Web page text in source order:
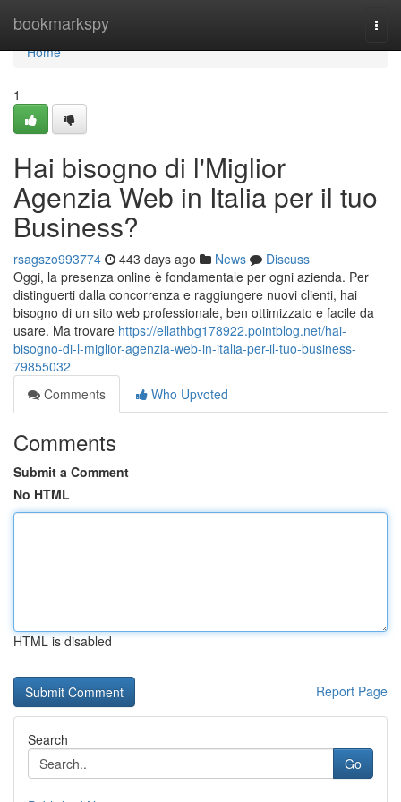
bookmarkspy
Home
Home
1
Hai bisogno di l'Miglior
Agenzia Web in Italia per il tuo
Business?
rsagszo993774 443 days ago News
Discuss
Oggi, la presenza online è fondamentale per ogni azienda. Per
distinguerti dalla concorrenza e raggiungere nuovi clienti, hai
bisogno di un sito web professionale, ben ottimizzato e facile da
usare. Ma trovare https://ellathbg178922.pointblog.net/hai-
bisogno-di-l-miglior-agenzia-web-in-italia-per-il-tuo-business-
79855032
Comments
Who Upvoted
Comments
Submit a Comment
No HTML
HTML is disabled
Report Page
Search
Go